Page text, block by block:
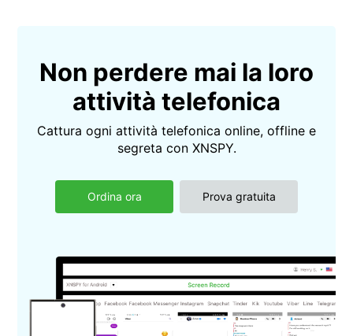
Non perdere mai la loro
attività telefonica
Cattura ogni attività telefonica online, offline e
segreta con XNSPY.
Ordina ora Prova gratuita